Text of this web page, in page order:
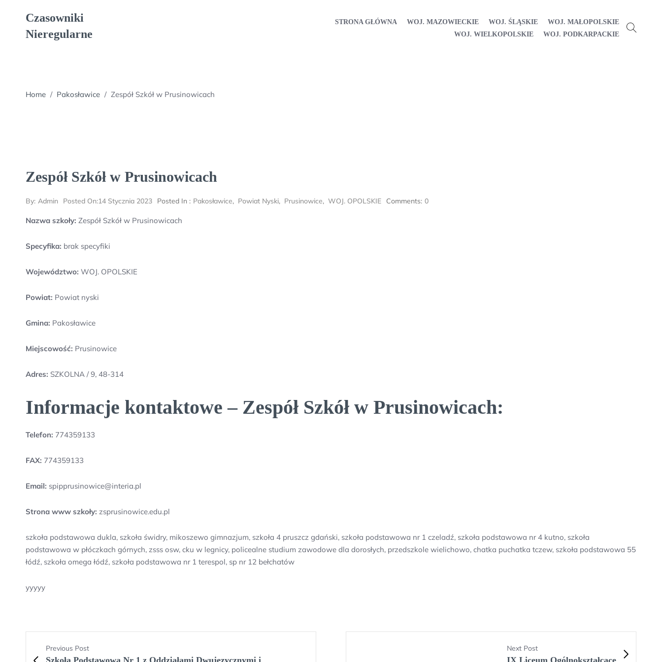
Czasowniki
Nieregularne
STRONA GŁÓWNA WOJ. MAZOWIECKIE WOJ. ŚLĄSKIE
WOJ. MAŁOPOLSKIE
WOJ. WIELKOPOLSKIE
WOJ. PODKARPACKIE
Home / Pakosławice / Zespół Szkół w Prusinowicach
Zespół Szkół w Prusinowicach
By: Admin Posted On:14 Stycznia 2023 Posted In : Pakosławice, Powiat Nyski, Prusinowice, WOJ. OPOLSKIE Comments: 0
Nazwa szkoły: Zespół Szkół w Prusinowicach
Specyfika: brak specyfiki
Województwo: WOJ. OPOLSKIE
Powiat: Powiat nyski
Gmina: Pakosławice
Miejscowość: Prusinowice
Adres: SZKOLNA / 9, 48-314
Informacje kontaktowe – Zespół Szkół w Prusinowicach:
Telefon: 774359133
FAX: 774359133
Email: spipprusinowice@interia.pl
Strona www szkoły: zsprusinowice.edu.pl
szkoła podstawowa dukla, szkoła świdry, mikoszewo gimnazjum, szkoła 4 pruszcz gdański, szkoła podstawowa nr 1 czeladź, szkoła podstawowa nr 4 kutno, szkoła
podstawowa w płóczkach górnych, zsss osw, cku w legnicy, policealne studium zawodowe dla dorosłych, przedszkole wielichowo, chatka puchatka tczew, szkoła podstawowa 55
łódź, szkoła omega łódź, szkoła podstawowa nr 1 terespol, sp nr 12 bełchatów
yyyyy
Previous Post
Szkoła Podstawowa Nr 1 z Oddziałami Dwujęzycznymi i
Next Post
IX Liceum Ogólnokształcące